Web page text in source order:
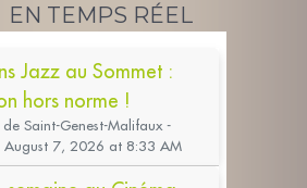
EN TEMPS RÉEL